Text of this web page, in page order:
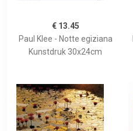
€ 13.45
Paul Klee - Notte egiziana
Kunstdruk 30x24cm